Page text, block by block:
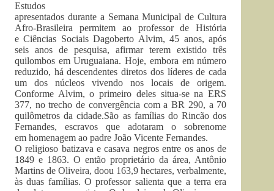
Estudos
apresentados durante a Semana Municipal de Cultura
Afro-Brasileira permitem ao professor de História
e Ciências Sociais Dagoberto Alvim, 45 anos, após
seis anos de pesquisa, afirmar terem existido três
quilombos em Uruguaiana. Hoje, embora em número
reduzido, há descendentes diretos dos líderes de cada
um dos núcleos vivendo nos locais de origem.
Conforme Alvim, o primeiro deles situa-se na ERS
377, no trecho de convergência com a BR 290, a 70
quilômetros da cidade.São as famílias do Rincão dos
Fernandes, escravos que adotaram o sobrenome
em homenagem ao padre João Vicente Fernandes.
O religioso batizava e casava negros entre os anos de
1849 e 1863. O então proprietário da área, Antônio
Martins de Oliveira, doou 163,9 hectares, verbalmente,
às duas famílias. O professor salienta que a terra era